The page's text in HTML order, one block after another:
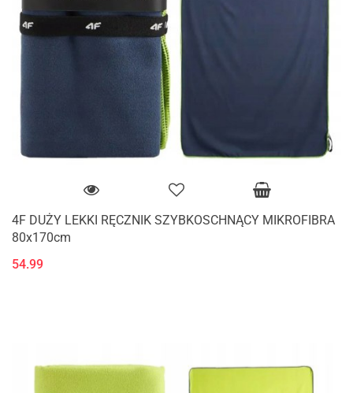
4F DUŻY LEKKI RĘCZNIK SZYBKOSCHNĄCY MIKROFIBRA
80x170cm
54.99